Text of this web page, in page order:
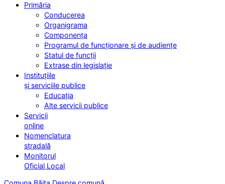
Primăria
Conducerea
Organigrama
Componența
Programul de funcționare și de audiențe
Statul de funcții
Extrase din legislație
Instituțiile
și serviciile publice
Educația
Alte servicii publice
Servicii
online
Nomenclatura
stradală
Monitorul
Oficial Local